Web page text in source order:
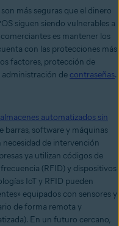
más seguras que el dinero
siguen siendo vulnerables a
es mantener los
con las protecciones más
factores, protección de
de contraseñas.
automatizados sin
barras, software y máquinas
necesidad de intervención
ya utilizan códigos de
(RFID) y dispositivos
IoT y RFID pueden
equipados con sensores y
de forma remota y
En un futuro cercano,